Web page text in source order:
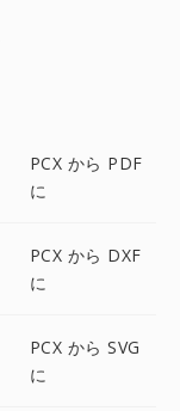
PCX から PDF
に
PCX から DXF
に
PCX から SVG
に